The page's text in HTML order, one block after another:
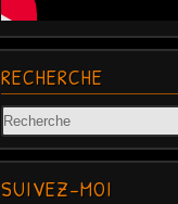
RECHERCHE
SUIVEZ-MOI